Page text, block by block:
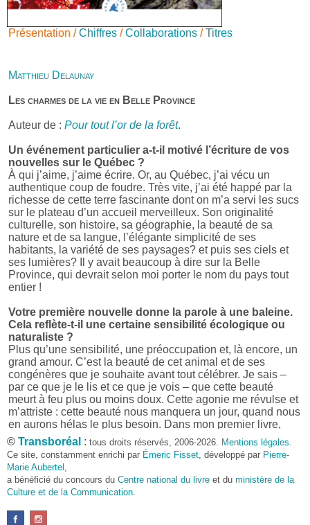
Présentation /Chiffres /Collaborations /Titres
Matthieu Delaunay
Les charmes de la vie en Belle Province
Auteur de : Pour tout l’or de la forêt.
Un événement particulier a-t-il motivé l’écriture de vos
nouvelles sur le Québec ?
À qui j’aime, j’aime écrire. Or, au Québec, j’ai vécu un
authentique coup de foudre. Très vite, j’ai été happé par la
richesse de cette terre fascinante dont on m’a servi les sucs
sur le plateau d’un accueil merveilleux. Son originalité
culturelle, son histoire, sa géographie, la beauté de sa
nature et de sa langue, l’élégante simplicité de ses
habitants, la variété de ses paysages? et puis ses ciels et
ses lumières? Il y avait beaucoup à dire sur la Belle
Province, qui devrait selon moi porter le nom du pays tout
entier !
Votre première nouvelle donne la parole à une baleine.
Cela reflète-t-il une certaine sensibilité écologique ou
naturaliste ?
Plus qu’une sensibilité, une préoccupation et, là encore, un
grand amour. C’est la beauté de cet animal et de ses
congénères que je souhaite avant tout célébrer. Je sais –
par ce que je le lis et ce que je vois – que cette beauté
meurt à feu plus ou moins doux. Cette agonie me révulse et
m’attriste : cette beauté nous manquera un jour, quand nous
en aurons hélas le plus besoin. Dans mon premier livre,
j’avais pris goût à me mettre dans la peau d’une bête. Outre
l’intérêt de l’exercice littéraire, il me semble que cela peut
être un bon moyen pour transmettre certains messages.
Pourquoi avoir choisi le format des nouvelles plutôt
qu’un autre ?
D’abord parce que j’aime (décidément!) en lire !
© Transboréal : tous droits réservés, 2006-2026. Mentions légales
Ce site, constamment enrichi par Émeric Fisset , développé par Pierre-
Marie Aubertel
a bénéficié du concours du Centre national du livre et du ministère de la
Culture et de la Communication